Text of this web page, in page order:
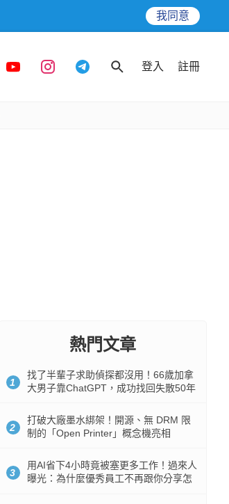
我同意
登入 註冊
熱門文章
1
找了半輩子求助偵探都沒用！66歲加拿
大男子靠ChatGPT，成功找回失散50年
2
打破大廠墨水綁架！開源、無 DRM 限
制的「Open Printer」概念機亮相
3
用AI省下4小時竟被塞更多工作！過來人
曝光：為什麼優秀員工不再跟你分享怎